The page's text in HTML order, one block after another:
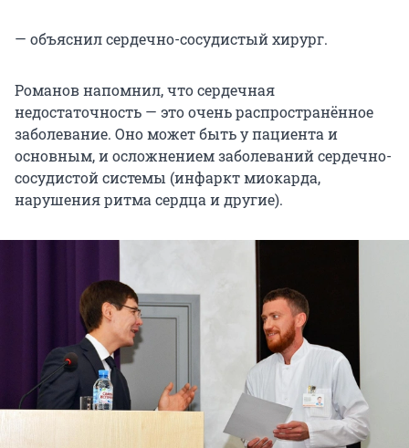
— объяснил сердечно-сосудистый хирург.
Романов напомнил, что сердечная
недостаточность — это очень распространённое
заболевание. Оно может быть у пациента и
основным, и осложнением заболеваний сердечно-
сосудистой системы (инфаркт миокарда,
нарушения ритма сердца и другие).